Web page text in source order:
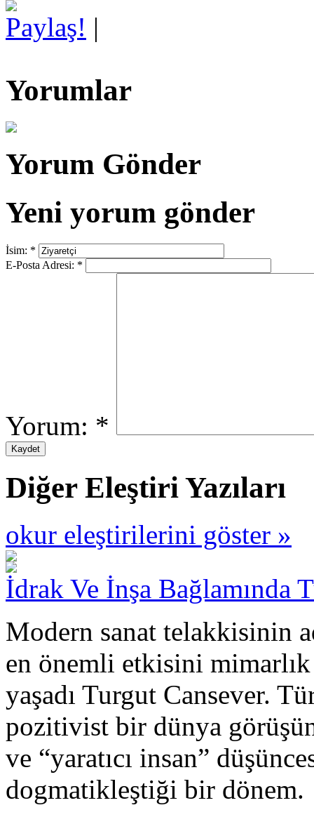
Paylaş! |
Yorumlar
Yorum Gönder
Yeni yorum gönder
İsim: *
E-Posta Adresi: *
Yorum: *
Diğer Eleştiri Yazıları
okur eleştirilerini göster »
İdrak Ve İnşa Bağlamında
Modern sanat telakkisinin
en önemli etkisini
yaşadı Turgut Cansever.
pozitivist bir dünya
ve “yaratıcı insan”
dogmatikleştiği bir dönem.